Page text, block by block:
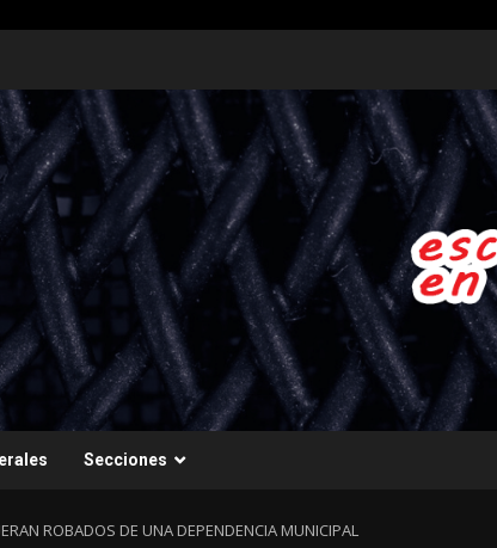
Secciones
ROBADOS DE UNA DEPENDENCIA MUNICIPAL